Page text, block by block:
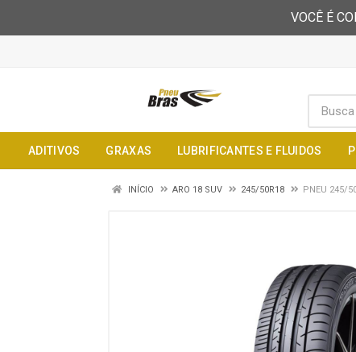
VOCÊ É
ADITIVOS GRAXAS LUBRIFICANTES E FLUIDOS
INÍCIO ARO 18 SUV 245/50R18 PNEU 245/